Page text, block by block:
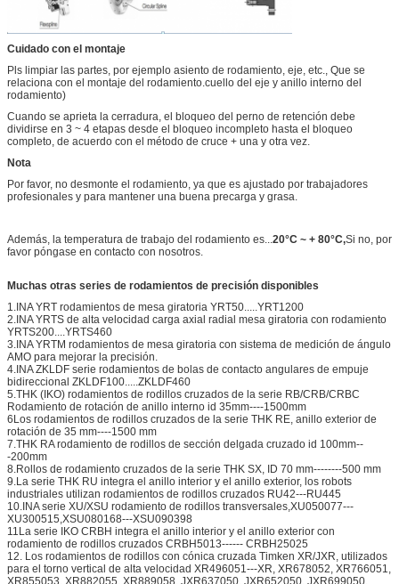
Cuidado con el montaje
Pls limpiar las partes, por ejemplo asiento de rodamiento, eje, etc., Que se
relaciona con el montaje del rodamiento.cuello del eje y anillo interno del
rodamiento)
Cuando se aprieta la cerradura, el bloqueo del perno de retención debe
dividirse en 3 ~ 4 etapas desde el bloqueo incompleto hasta el bloqueo
completo, de acuerdo con el método de cruce + una y otra vez.
Nota
Por favor, no desmonte el rodamiento, ya que es ajustado por trabajadores
profesionales y para mantener una buena precarga y grasa.
Además, la temperatura de trabajo del rodamiento es... 20°C ~ + 80°C,Si no, por
favor póngase en contacto con nosotros.
Muchas otras series de rodamientos de precisión disponibles
1.INA YRT rodamientos de mesa giratoria YRT50.....YRT1200
2.INA YRTS de alta velocidad carga axial radial mesa giratoria con rodamiento
YRTS200....YRTS460
3.INA YRTM rodamientos de mesa giratoria con sistema de medición de ángulo
AMO para mejorar la precisión.
4.INA ZKLDF serie rodamientos de bolas de contacto angulares de empuje
bidireccional ZKLDF100.....ZKLDF460
5.THK (IKO) rodamientos de rodillos cruzados de la serie RB/CRB/CRBC
Rodamiento de rotación de anillo interno id 35mm----1500mm
6Los rodamientos de rodillos cruzados de la serie THK RE, anillo exterior de
rotación de 35 mm----1500 mm
7.THK RA rodamiento de rodillos de sección delgada cruzado id 100mm--
-200mm
8.Rollos de rodamiento cruzados de la serie THK SX, ID 70 mm--------500 mm
9.La serie THK RU integra el anillo interior y el anillo exterior, los robots
industriales utilizan rodamientos de rodillos cruzados RU42---RU445
10.INA serie XU/XSU rodamiento de rodillos transversales,XU050077---
XU300515,XSU080168---XSU090398
11La serie IKO CRBH integra el anillo interior y el anillo exterior con
rodamiento de rodillos cruzados CRBH5013------ CRBH25025
12. Los rodamientos de rodillos con cónica cruzada Timken XR/JXR, utilizados
para el torno vertical de alta velocidad XR496051---XR, XR678052, XR766051,
XR855053, XR882055, XR889058, JXR637050, JXR652050, JXR699050.